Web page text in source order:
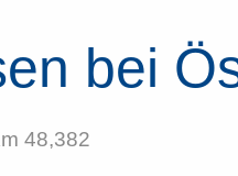
bei
48,382